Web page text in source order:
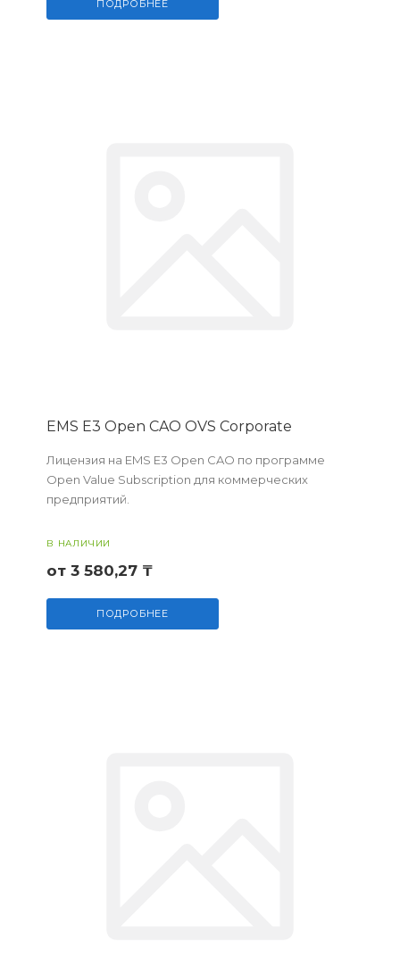
ПОДРОБНЕЕ
EMS E3 Open CAO OVS Corporate
Лицензия на EMS E3 Open CAO по программе
Open Value Subscription для коммерческих
предприятий.
В НАЛИЧИИ
от 3 580,27 ₸
ПОДРОБНЕЕ